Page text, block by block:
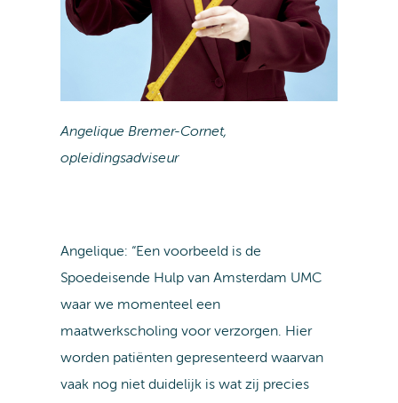
Angelique Bremer-Cornet,
opleidingsadviseur
Angelique: “Een voorbeeld is de
Spoedeisende Hulp van Amsterdam UMC
waar we momenteel een
maatwerkscholing voor verzorgen. Hier
worden patiënten gepresenteerd waarvan
vaak nog niet duidelijk is wat zij precies